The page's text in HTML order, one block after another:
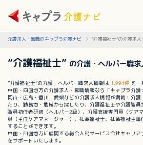
介護求人・転職のキャプラ介護ナビ ”介護福祉士”の介護求人
”介護福祉士” の介護・ヘルパー職
”介護福祉士”の介護・ヘルパー職求人情報は 1,994件 を一
中国・四国地方の介護求人・転職情報なら「キャプラ介護
岡山・広島・香川・愛媛などの介護求人情報が満載！介
たり、勤務地・地域から探したり、介護福祉士や介護職
職員初任者研修（ヘルパー2級）、介護支援専門員（ケア
員（主任ケアマネージャー）、社会福祉士、社会福祉主
することができます。
中国・四国地方に展開する総合人材サービス会社キャリ
をサポートいたします。